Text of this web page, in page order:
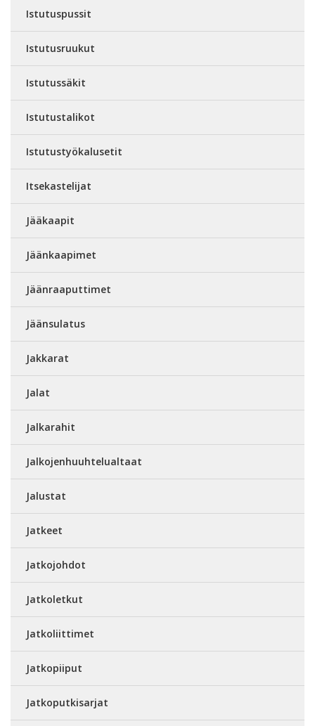
Istutuspussit
Istutusruukut
Istutussäkit
Istutustalikot
Istutustyökalusetit
Itsekastelijat
Jääkaapit
Jäänkaapimet
Jäänraaputtimet
Jäänsulatus
Jakkarat
Jalat
Jalkarahit
Jalkojenhuuhtelualtaat
Jalustat
Jatkeet
Jatkojohdot
Jatkoletkut
Jatkoliittimet
Jatkopiiput
Jatkoputkisarjat